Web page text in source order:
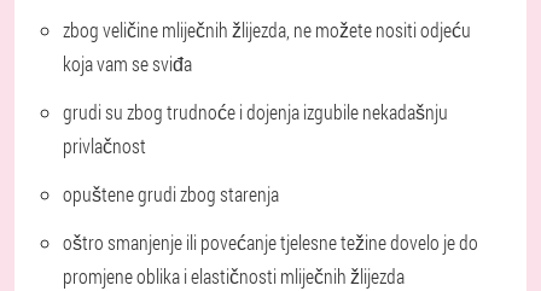
zbog veličine mliječnih žlijezda, ne možete nositi odjeću
koja vam se sviđa
grudi su zbog trudnoće i dojenja izgubile nekadašnju
privlačnost
opuštene grudi zbog starenja
oštro smanjenje ili povećanje tjelesne težine dovelo je do
promjene oblika i elastičnosti mliječnih žlijezda